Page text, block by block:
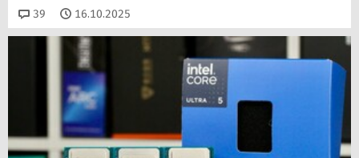
39 Kommentare
16.10.2025